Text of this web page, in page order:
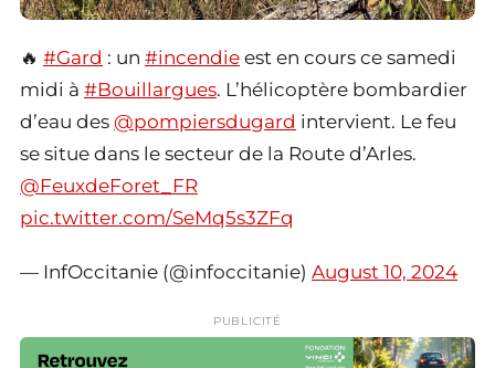
🔥 #Gard : un #incendie est en cours ce samedi
midi à #Bouillargues. L’hélicoptère bombardier
d’eau des @pompiersdugard intervient. Le feu
se situe dans le secteur de la Route d’Arles.
@FeuxdeForet_FR
pic.twitter.com/SeMq5s3ZFq
— InfOccitanie (@infoccitanie) August 10, 2024
PUBLICITÉ